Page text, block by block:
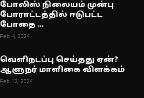
போலிஸ் நிலையம் முன்பு
போராட்டத்தில் ஈடுபட்ட
போதை ...
Feb 4, 2024
வெளிநடப்பு செய்தது ஏன்?
ஆளுநர் மாளிகை விளக்கம்
Feb 12, 2024